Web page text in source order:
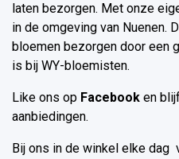
laten bezorgen. Met onze
in de omgeving van Nuenen.
bloemen bezorgen door een
is bij WY-bloemisten.
Like ons op Facebook en
aanbiedingen.
Bij ons in de winkel elke dag